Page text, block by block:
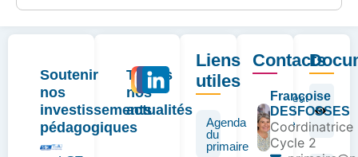
Règlement
Intérieur
Primaire
Contacts
Françoise
DESFOSSES
Coordinatrice
Cycle 2
Liens
utiles
Agenda
du
primaire
Toutes
nos
actualités
Soutenir
nos
investissements
pédagogiques